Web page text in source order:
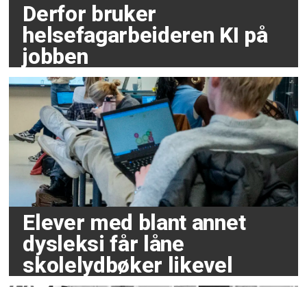
Derfor bruker
helsefagarbeideren KI på
jobben
Elever med blant annet
dysleksi får låne
skolelydbøker likevel